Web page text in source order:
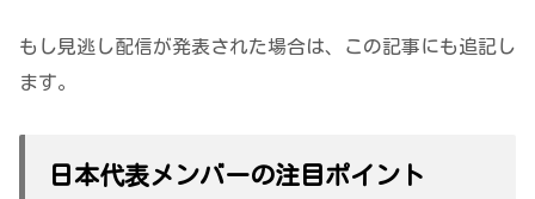
もし見逃し配信が発表された場合は、この記事にも追記し
ます。
日本代表メンバーの注目ポイント